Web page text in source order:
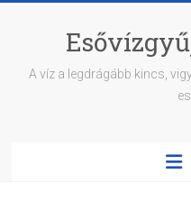
A víz a legdrágább kincs,